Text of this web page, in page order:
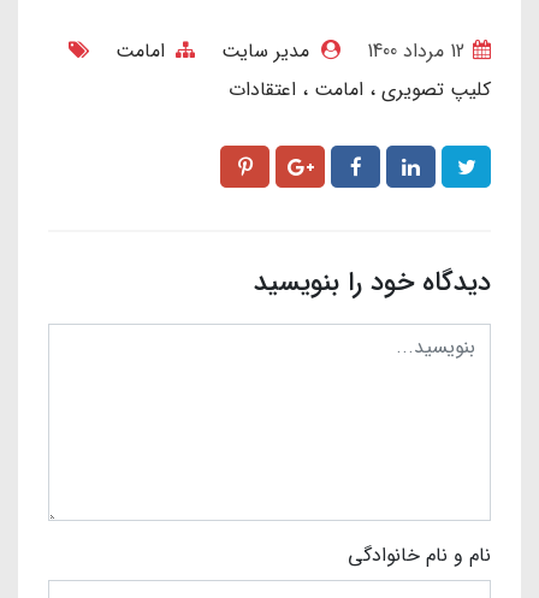
مدیر سایت
امامت
کلیپ تصویری
امامت اعتقادات
دیدگاه خود را بنویسید
نام و نام خانوادگی